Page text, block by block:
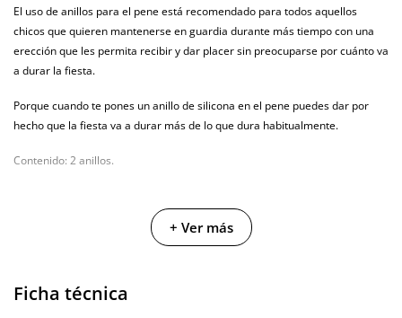
El uso de anillos para el pene está recomendado para todos aquellos
chicos que quieren mantenerse en guardia durante más tiempo con una
erección que les permita recibir y dar placer sin preocuparse por cuánto va
a durar la fiesta.
Porque cuando te pones un anillo de silicona en el pene puedes dar por
hecho que la fiesta va a durar más de lo que dura habitualmente.
Contenido: 2 anillos.
+ Ver más
Ficha técnica